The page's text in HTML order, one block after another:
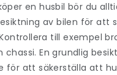
en husbil bör du
av bilen för att
till exempel
chassi. En grundlig
för att säkerställa att